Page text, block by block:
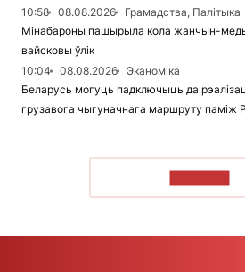
10:58
08.08.2026
Грамадства, Палітыка
Мінабароны пашырыла кола жанчын-
вайсковы ўлік
10:04
08.08.2026
Эканоміка
Беларусь могуць падключыць да
грузавога чыгуначнага маршруту паміж